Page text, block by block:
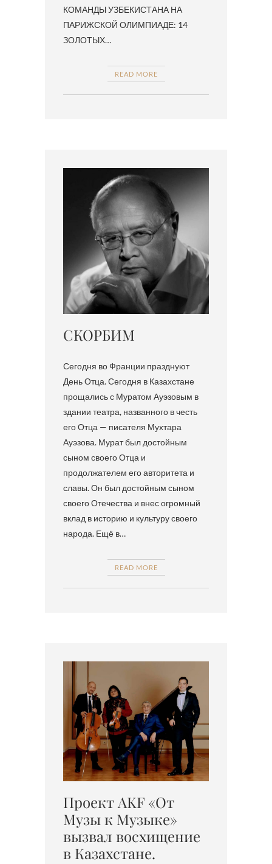
КОМАНДЫ УЗБЕКИСТАНА НА
ПАРИЖСКОЙ ОЛИМПИАДЕ: 14
ЗОЛОТЫХ…
READ MORE
СКОРБИМ
Сегодня во Франции празднуют
День Отца. Сегодня в Казахстане
прощались с Муратом Ауэзовым в
здании театра, названного в честь
его Отца — писателя Мухтара
Ауэзова. Мурат был достойным
сыном своего Отца и
продолжателем его авторитета и
славы. Он был достойным сыном
своего Отечества и внес огромный
вклад в историю и культуру своего
народа. Ещё в…
READ MORE
Проект AKF «От
Музы к Музыке»
вызвал восхищение
в Казахстане.